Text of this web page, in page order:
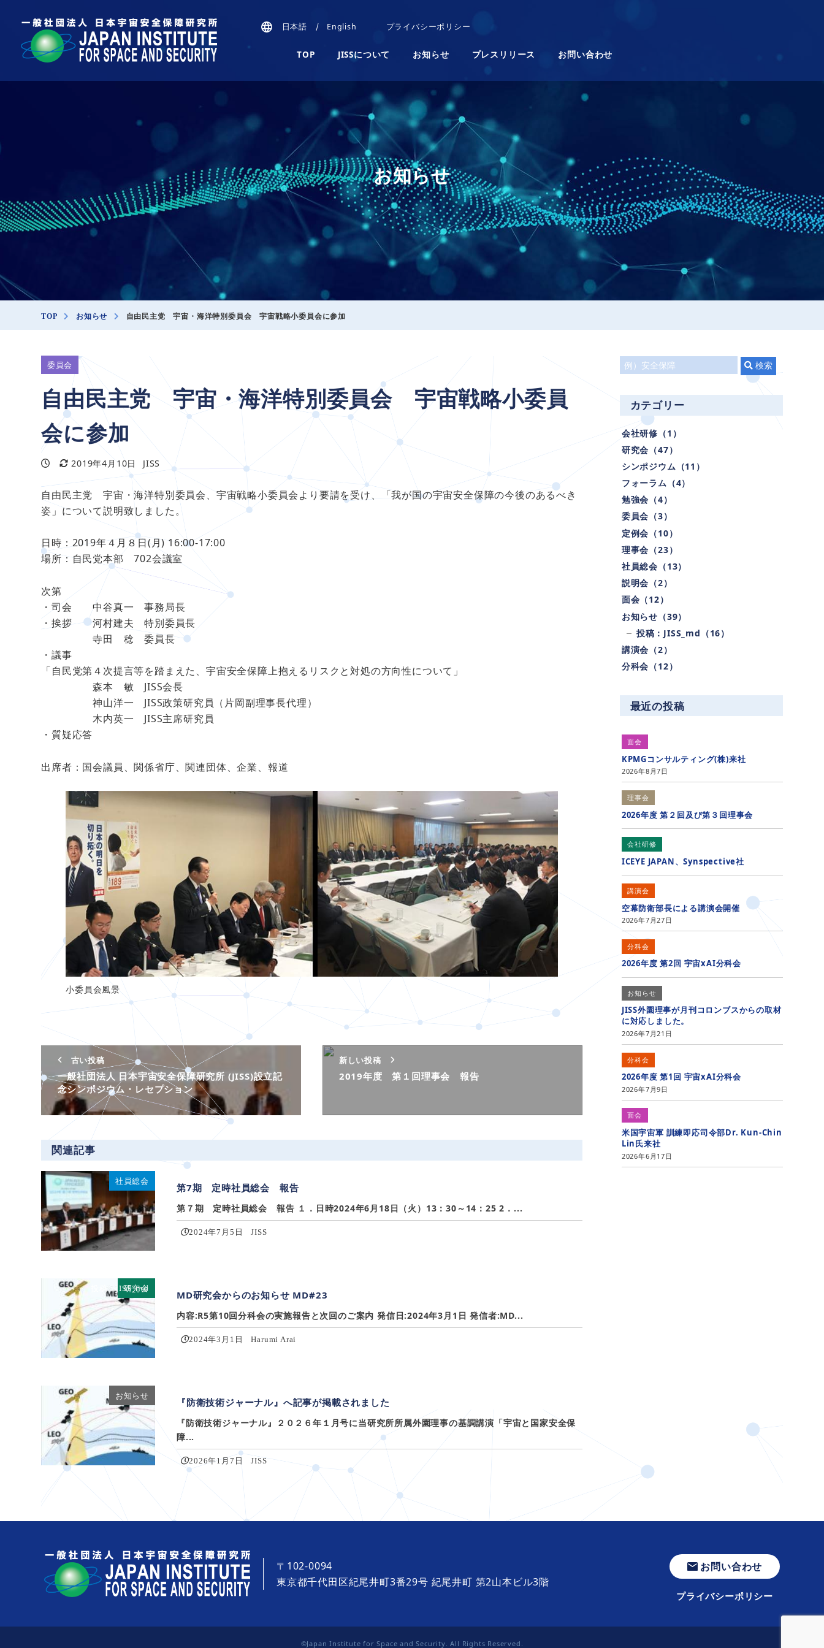
English
日本語 プライバシーポリシー
TOP JISSについて お知らせ プレスリリース お問い合わせ
お知らせ
TOP お知らせ 自由民主党 宇宙・海洋特別委員会 宇宙戦略小委員会に参加
委員会
自由民主党 宇宙・海洋特別委員会 宇宙戦略小委員
会に参加
投稿日更新日
2019年4月10日
著
JISS
自由民主党 宇宙・海洋特別委員会、宇宙戦略小委員会より要請を受け、「我が国の宇宙安全保障の今後のあるべき
姿」について説明致しました。
日時：2019年４月８日(月) 16:00-17:00
場所：自民党本部 702会議室
次第
・司会 中谷真一 事務局長
・挨拶 河村建夫 特別委員長
寺田 稔 委員長
・議事
「自民党第４次提言等を踏まえた、宇宙安全保障上抱えるリスクと対処の方向性について」
森本 敏 JISS会長
神山洋一 JISS政策研究員（片岡副理事長代理）
木内英一 JISS主席研究員
・質疑応答
出席者：国会議員、関係省庁、関連団体、企業、報道
小委員会風景
古い投稿
一般社団法人 日本宇宙安全保障研究所 (JISS)設立記
念シンポジウム・レセプション
新しい投稿
2019年度 第１回理事会 報告
関連記事
社員総会
第7期 定時社員総会 報告
第７期 定時社員総会 報告 １．日時2024年6月18日（火）13：30～14：25 2．...
2024年7月5日 JISS
研究会
投稿：JISS_md
MD研究会からのお知らせ MD#23
内容:R5第10回分科会の実施報告と次回のご案内 発信日:2024年3月1日 発信者:MD...
2024年3月1日 Harumi Arai
お知らせ
『防衛技術ジャーナル』へ記事が掲載されました
『防衛技術ジャーナル』２０２６年１月号に当研究所所属外園理事の基調講演「宇宙と国家安全保
障...
2026年1月7日 JISS
タ
ト
で
検
検索
カテゴリー
会社研修（1）
研究会（47）
シンポジウム（11）
フォーラム（4）
勉強会（4）
委員会（3）
定例会（10）
理事会（23）
社員総会（13）
説明会（2）
面会（12）
お知らせ（39）
投稿：JISS_md（16）
講演会（2）
分科会（12）
最近の投稿
面会
KPMGコンサルティング(株)来社
2026年8月7日
理事会
2026年度 第２回及び第３回理事会
会社研修
ICEYE JAPAN、Synspective社
講演会
空幕防衛部長による講演会開催
2026年7月27日
分科会
2026年度 第2回 宇宙xAI分科会
お知らせ
JISS外園理事が月刊コロンブスからの取材
に対応しました。
2026年7月21日
分科会
2026年度 第1回 宇宙xAI分科会
2026年7月9日
面会
米国宇宙軍 訓練即応司令部Dr. Kun-Chin
Lin氏来社
2026年6月17日
〒102-0094
東京都千代田区紀尾井町3番29号 紀尾井町 第2山本ビル3階
お問い合わせ
プライバシーポリシー
©Japan Institute for Space and Security. All Rights Reserved.